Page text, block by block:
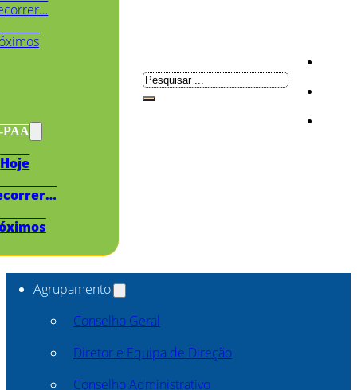
PAA
Hoje
Pesquisar
Agrupamento
Conselho Geral
Diretor e Equipa de Direção
Conselho Administrativo